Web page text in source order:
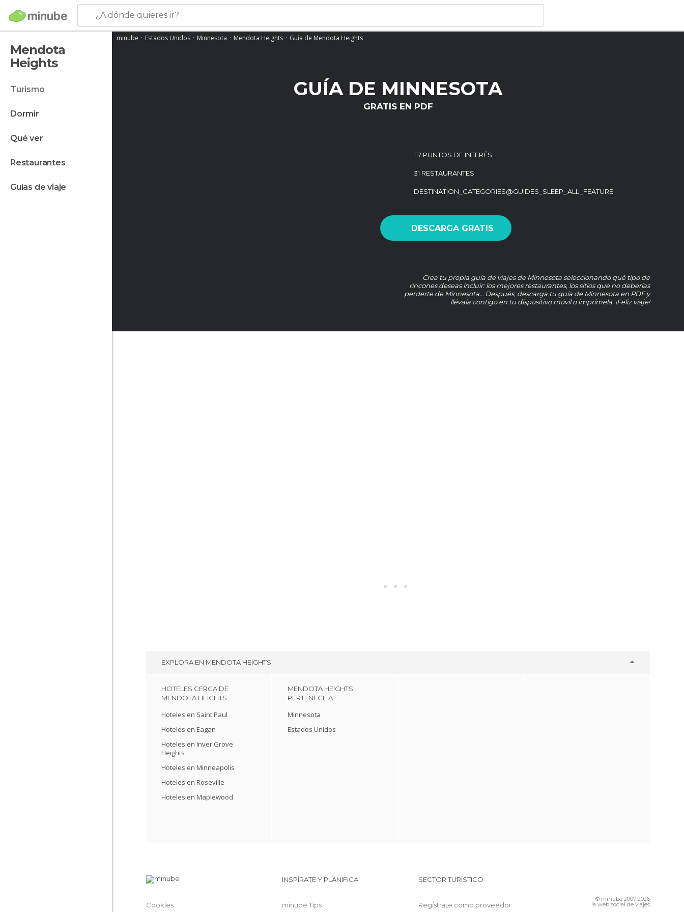
¿A dónde quieres ir?
Mendota
Heights
turismo
dormir
qué ver
restaurantes
guías de viaje
minube Estados Unidos Minnesota Mendota Heights Guía de Mendota Heights
GUÍA DE MINNESOTA
GRATIS EN PDF
117 PUNTOS DE INTERÉS
31 RESTAURANTES
DESTINATION_CATEGORIES@GUIDES_SLEEP_ALL_FEATURE
DESCARGA GRATIS
Crea tu propia guía de viajes de Minnesota seleccionando qué tipo de
rincones deseas incluir: los mejores restaurantes, los sitios que no deberías
perderte de Minnesota… Después, descarga tu guía de Minnesota en PDF y
llévala contigo en tu dispositivo móvil o imprímela. ¡Feliz viaje!
EXPLORA EN MENDOTA HEIGHTS
HOTELES CERCA DE
MENDOTA HEIGHTS
Hoteles en Saint Paul
Hoteles en Eagan
Hoteles en Inver Grove
Heights
Hoteles en Minneapolis
Hoteles en Roseville
Hoteles en Maplewood
MENDOTA HEIGHTS
PERTENECE A
Minnesota
Estados Unidos
Cookies
INSPÍRATE Y PLANIFICA
minube Tips
SECTOR TURÍSTICO
Regístrate como proveedor
© minube 2007-2026
la web social de viajes